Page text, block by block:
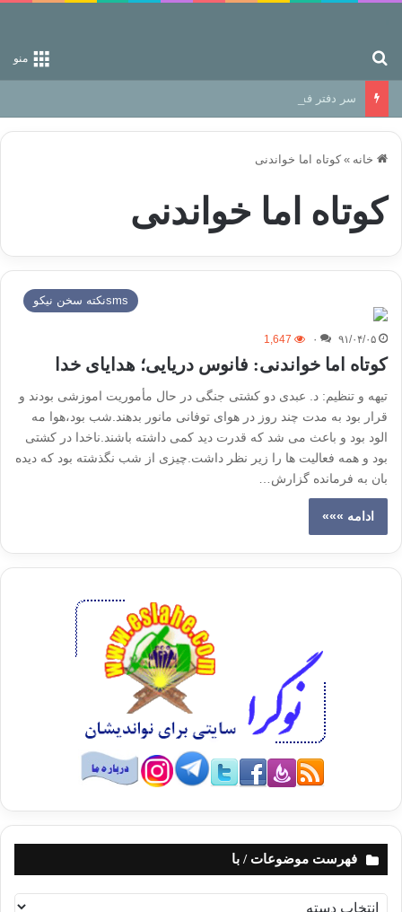
منو
سر دفتر فساد در زمین‌، دوری وکناره‌گیری از راه خداست‌!
خانه » کوتاه اما خواندنی
کوتاه اما خواندنی
smsنكته سخن نيكو
۹۱/۰۴/۰۵ ۰ 1,647
کوتاه اما خواندنی: فانوس دریایی؛ هدایای خدا
تیهه و تنظیم: د. عبدی دو کشتی جنگی در حال مأموریت اموزشی بودند و
قرار بود به مدت چند روز در هوای توفانی مانور بدهند.شب بود،هوا مه
الود بود و باعث می شد که قدرت دید کمی داشته باشند.ناخدا در کشتی
بود و همه فعالیت ها را زیر نظر داشت.چیزی از شب نگذشته بود که دیده
بان به فرمانده گزارش…
ادامه »»»
فهرست موضوعات / با